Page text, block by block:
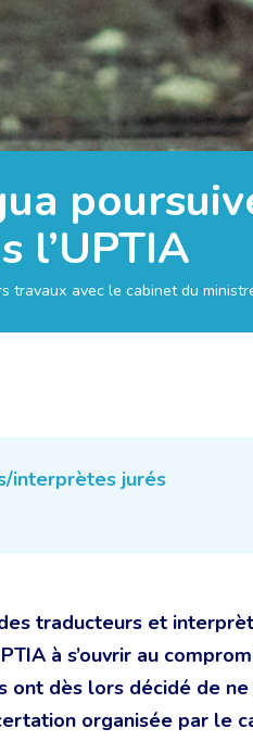
l’UPTIA
avec le cabinet du
interprètes jurés
traducteurs et
à s’ouvrir au
dès lors décidé de ne
organisée par le